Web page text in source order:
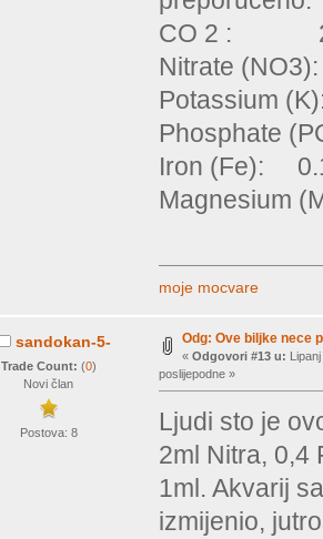
CO 2 :
Nitrate
Potassium
Phosphate
Iron (Fe):
Magnesium
moje mocvare
sandokan-5-
Trade Count: (0)
Novi član
Postova: 8
Odg: Ove biljke nece
« Odgovori #13 u:
poslijepodne »
Ljudi sto je
2ml Nitra, 0,4
1ml. Akvarij
izmijenio,